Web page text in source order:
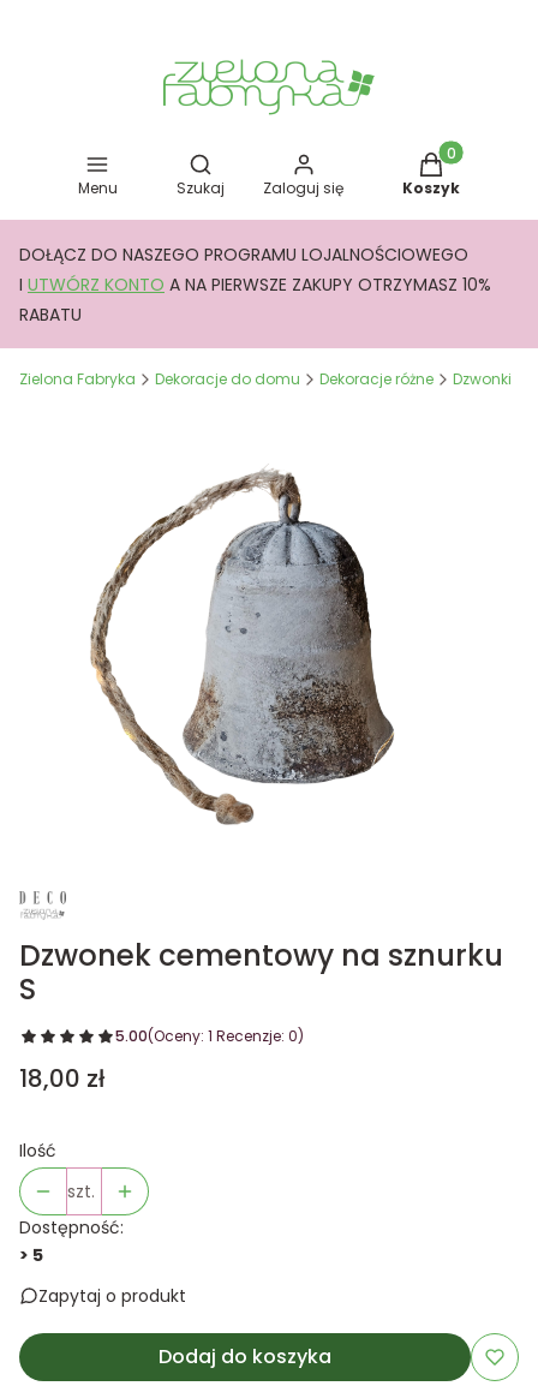
Menu
Otwórz wyszukiwarkę
Szukaj Zaloguj się
Produkty w
Koszyk
DOŁĄCZ DO NASZEGO PROGRAMU LOJALNOŚCIOWEGO
I UTWÓRZ KONTO A NA PIERWSZE ZAKUPY OTRZYMASZ 10%
RABATU
Zielona Fabryka Dekoracje do domu Dekoracje różne Dzwonki
Dzwonek cementowy na sznurku
S
5.00(Oceny: 1 Recenzje: 0)
Cena
18,00 zł
Ilość
szt.
Dostępność:
> 5
Zapytaj o produkt
Dodaj do koszyka